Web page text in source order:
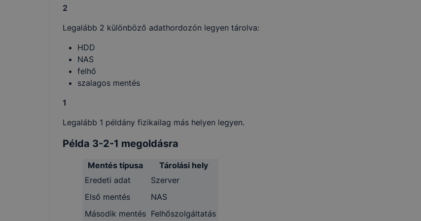
2
Legalább 2 különböző adathordozón legyen tárolva:
HDD
NAS
felhő
szalagos mentés
1
Legalább 1 példány fizikailag más helyen legyen.
Példa 3-2-1 megoldásra
Mentés típusa
Tárolási hely
Eredeti adat
Szerver
Első mentés
NAS
Második mentés Felhőszolgáltatás